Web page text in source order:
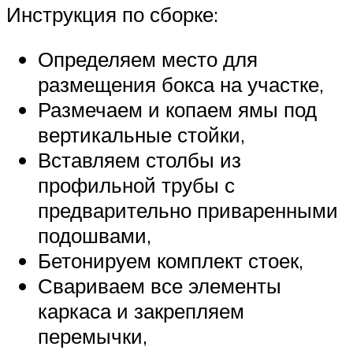
Инструкция по сборке:
Определяем место для
размещения бокса на участке,
Размечаем и копаем ямы под
вертикальные стойки,
Вставляем столбы из
профильной трубы с
предварительно приваренными
подошвами,
Бетонируем комплект стоек,
Свариваем все элементы
каркаса и закрепляем
перемычки,